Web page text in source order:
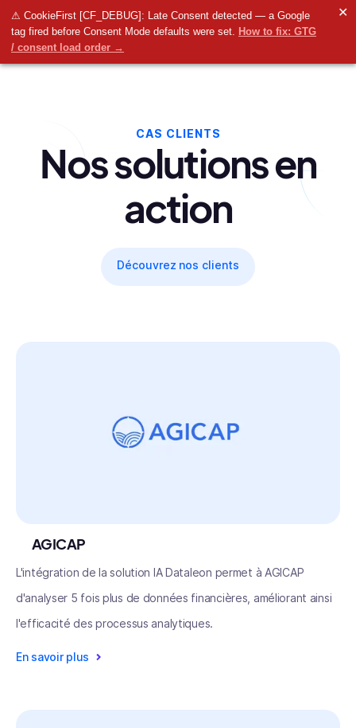
⚠ CookieFirst [CF_DEBUG]: Late Consent detected — a Google
tag fired before Consent Mode defaults were set. How to fix: GTG
/ consent load order →
✕
CAS CLIENTS
Nos solutions en
action
Découvrez nos clients
AGICAP
L'intégration de la solution IA Dataleon permet à AGICAP
d'analyser 5 fois plus de données financières, améliorant ainsi
l'efficacité des processus analytiques.
En savoir plus